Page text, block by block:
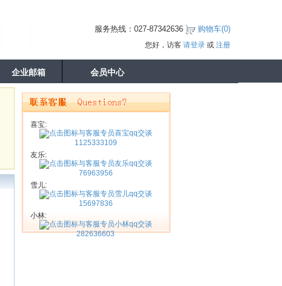
服务热线：027-87342636 购物车(0)
您好，访客 请登录或 注册
企业邮箱 会员中心
喜宝:
1125333109
友乐:
76963956
雪儿:
15697836
小林:
282636603